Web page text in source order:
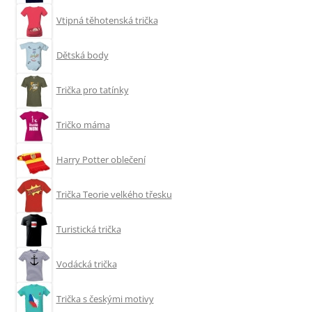
Vtipná těhotenská trička
Dětská body
Trička pro tatínky
Tričko máma
Harry Potter oblečení
Trička Teorie velkého třesku
Turistická trička
Vodácká trička
Trička s českými motivy